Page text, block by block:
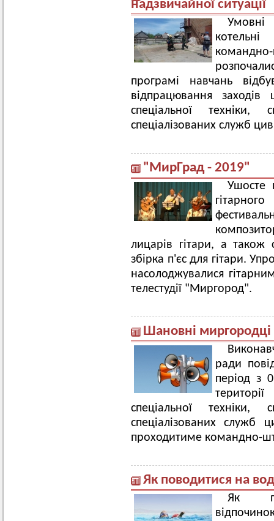
надзвичайної ситуації
програмі навчань
відпрацювання заходів
спеціальної техніки,
спеціалізованих служб
"МирГрад - 2019"
Ушосте
лицарів гітари, а також
збірка п'єс для гітари.
насолоджувалися
телестудії "Миргород".
Шановні миргородці
ради
період з
спеціальної техніки,
спеціалізованих служб
проходитиме командно-
Як поводитися на
Як